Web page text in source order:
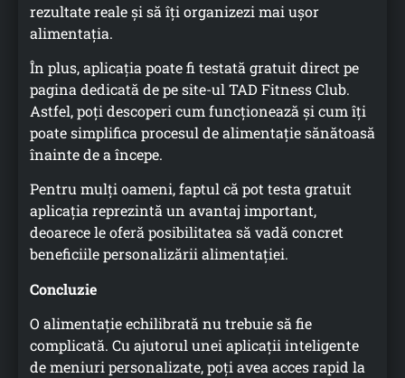
rezultate reale și să îți organizezi mai ușor
alimentația.
În plus, aplicația poate fi testată gratuit direct pe
pagina dedicată de pe site-ul TAD Fitness Club.
Astfel, poți descoperi cum funcționează și cum îți
poate simplifica procesul de alimentație sănătoasă
înainte de a începe.
Pentru mulți oameni, faptul că pot testa gratuit
aplicația reprezintă un avantaj important,
deoarece le oferă posibilitatea să vadă concret
beneficiile personalizării alimentației.
Concluzie
O alimentație echilibrată nu trebuie să fie
complicată. Cu ajutorul unei aplicații inteligente
de meniuri personalizate, poți avea acces rapid la